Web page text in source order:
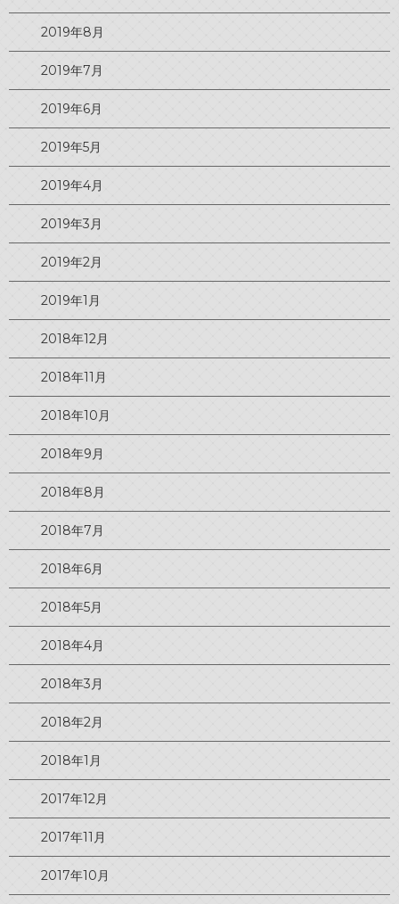
2019年8月
2019年7月
2019年6月
2019年5月
2019年4月
2019年3月
2019年2月
2019年1月
2018年12月
2018年11月
2018年10月
2018年9月
2018年8月
2018年7月
2018年6月
2018年5月
2018年4月
2018年3月
2018年2月
2018年1月
2017年12月
2017年11月
2017年10月